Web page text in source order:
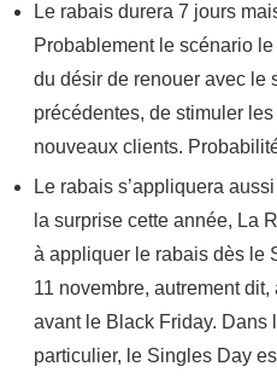
Le rabais durera 7 jours
Probablement le scénario
du désir de renouer avec le
précédentes, de stimuler les
nouveaux clients.
Le rabais s’appliquera
la surprise cette année, La
à appliquer le rabais dès le
11 novembre, autrement
avant le Black Friday. Dans
particulier, le Singles Day